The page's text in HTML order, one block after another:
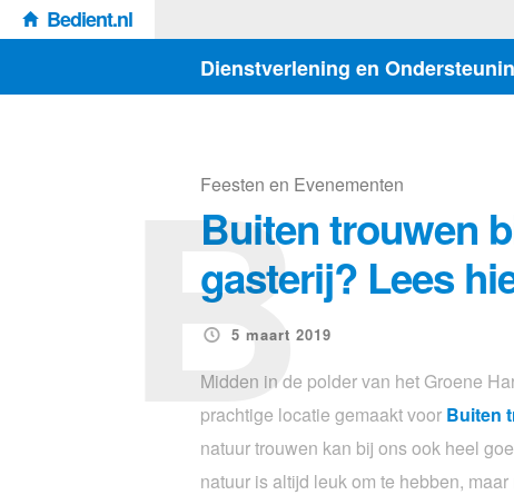
Bedient.nl
Dienstverlening en
Feesten en Evenementen
Buiten trouwen
gasterij? Lees
5 maart 2019
B
Midden in de polder van het Groene
prachtige locatie gemaakt voor Buiten
natuur trouwen kan bij ons ook heel
natuur is altijd leuk om te hebben,